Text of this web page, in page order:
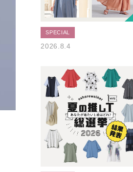
SPECIAL
2026.8.4